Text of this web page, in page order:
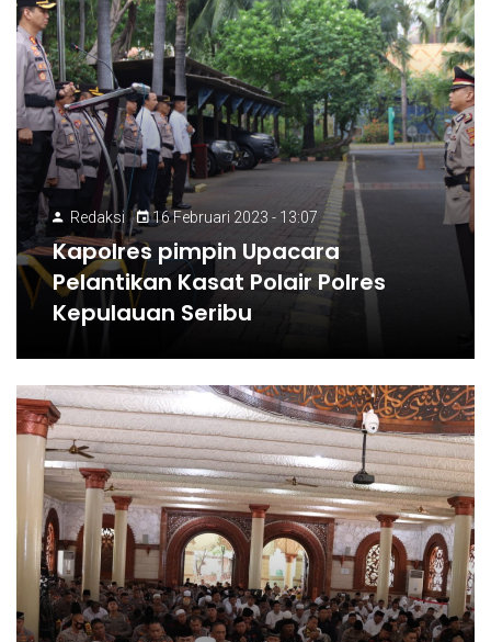
Redaksi 16 Februari 2023 - 13:07
Kapolres pimpin Upacara
Pelantikan Kasat Polair Polres
Kepulauan Seribu